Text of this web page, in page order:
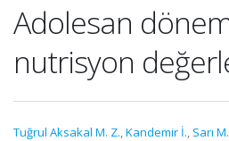
Adolesan
nutrisyon
Tuğrul Aksakal M. Z.,Kandemir İ., Sarı